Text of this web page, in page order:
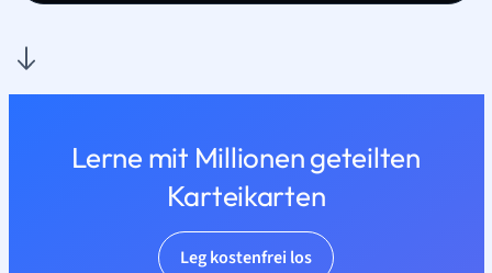
Lerne mit Millionen geteilten
Karteikarten
Leg kostenfrei los